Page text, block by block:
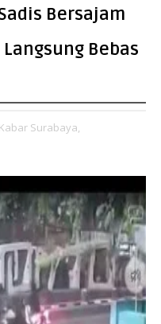
Bersajam
Bebas
Kabar Surabaya,